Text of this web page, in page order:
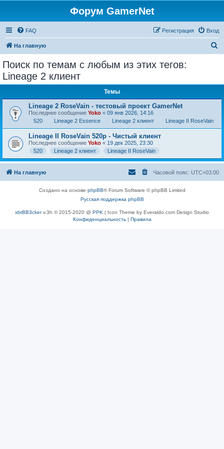
Форум GamerNet
FAQ Вход
Регистрация
На главную
Поиск по темам с любым из этих тегов:
Lineage 2 клиент
Темы
Lineage 2 RoseVain - тестовый проект GamerNet
Последнее сообщение Yoko « 09 янв 2026, 14:16
520
Lineage 2 Essence Lineage 2 клиент Lineage II RoseVain
Lineage II RoseVain 520p - Чистый клиент
Последнее сообщение Yoko « 19 дек 2025, 23:30
520
Lineage 2 клиент Lineage II RoseVain
На главную Часовой пояс: UTC+03:00
Создано на основе phpBB® Forum Software © phpBB Limited
Русская поддержка phpBB
xbtBB3ckerv.3h © 2015-2020 @ PPK | Icon Theme by Everaldo.com Design Studio
Конфиденциальность| Правила